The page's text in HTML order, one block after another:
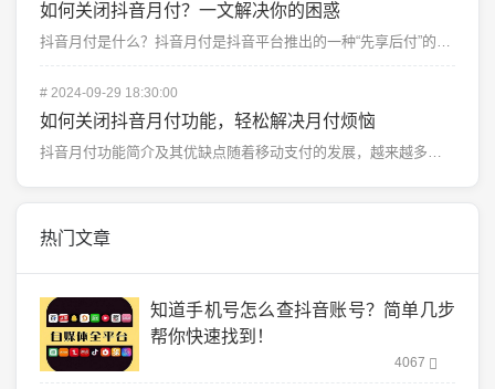
如何关闭抖音月付？一文解决你的困惑
抖音月付是什么？抖音月付是抖音平台推出的一种“先享后付”的支付服务，它允许用户在购买商品或服务时先使...
# 2024-09-29 18:30:00
如何关闭抖音月付功能，轻松解决月付烦恼
热门文章
知道手机号怎么查抖音账号？简单几步
帮你快速找到！
4067